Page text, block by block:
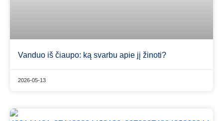
Vanduo iš čiaupo: ką svarbu apie jį žinoti?
2026-05-13